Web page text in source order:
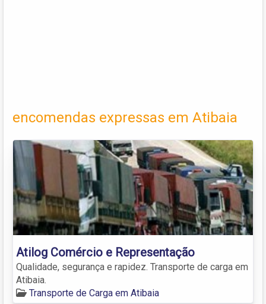
encomendas expressas em Atibaia
Atilog Comércio e Representação
Qualidade, segurança e rapidez. Transporte de carga em
Atibaia.
Transporte de Carga em Atibaia